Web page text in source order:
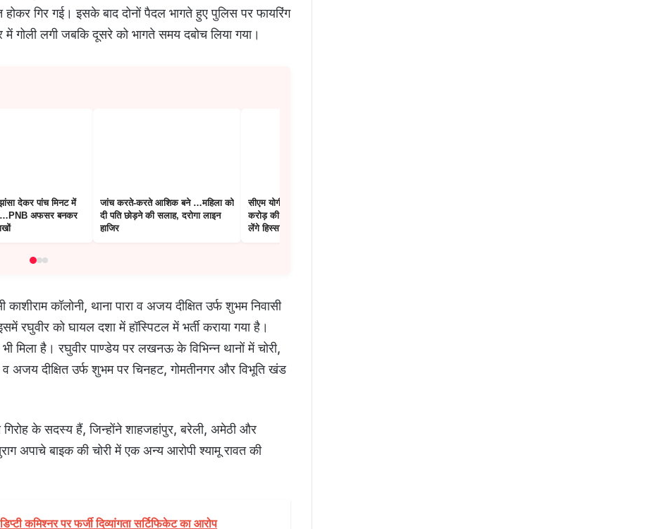
गिर गई। इसके बाद दोनों पैदल भागते हुए पुलिस पर फायरिंग
गोली लगी जबकि दूसरे को भागते समय दबोच लिया गया।
देकर पांच मिनट में
अफसर बनकर
जांच करते-करते आशिक बने …महिला को
दी पति छोड़ने की सलाह, दरोगा लाइन
हाजिर
सीएम योगी आज बाराबंकी को देंगे 1734
करोड़ की सौगात…‘वंदे मातरम्’ गायन में
लेंगे हिस्सा
कॉलोनी, थाना पारा व अजय दीक्षित उर्फ शुभम निवासी
रघुवीर को घायल दशा में हॉस्पिटल में भर्ती कराया गया है।
मिला है। रघुवीर पाण्डेय पर लखनऊ के विभिन्न थानों में चोरी,
दीक्षित उर्फ शुभम पर चिनहट, गोमतीनगर और विभूति खंड
के सदस्य हैं, जिन्होंने शाहजहांपुर, बरेली, अमेठी और
अपाचे बाइक की चोरी में एक अन्य आरोपी श्यामू रावत की
कमिश्नर पर फर्जी दिव्यांगता सर्टिफिकेट का आरोप